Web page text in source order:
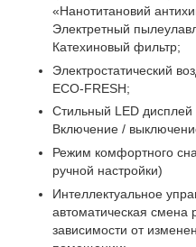
«Нанотитановий
Электретный
Катехиновый фильтр;
Электростатический
ЕСО-FRESH;
Стильный LED дисплей
Включение /
Режим комфортного
ручной настройки)
Интеллектуальное
автоматическая смена
зависимости от